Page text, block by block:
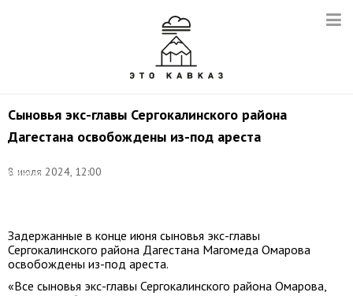
Сыновья экс-главы Сергокалинского района
Дагестана освобождены из-под ареста
8 июля 2024, 12:00
Гянжеви
Задержанные в конце июня сыновья экс-главы
Сергокалинского района Дагестана Магомеда Омарова
освобождены из-под ареста.
«Все сыновья экс-главы Сергокалинского района Омарова,